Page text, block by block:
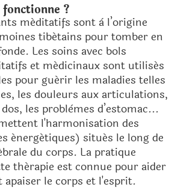
?
méditatifs sont à l’origine
tibétains pour tomber en
Les soins avec bols
et médicinaux sont utilisés
pour guérir les maladies telles
les douleurs aux articulations,
les problèmes d’estomac...
l'harmonisation des
énergétiques) situés le long de
du corps. La pratique
thérapie est connue pour aider
apaiser le corps et l'esprit.